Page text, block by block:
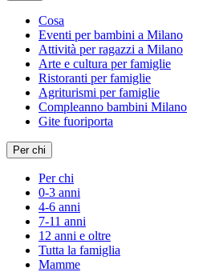
Cosa
Eventi per bambini a Milano
Attività per ragazzi a Milano
Arte e cultura per famiglie
Ristoranti per famiglie
Agriturismi per famiglie
Compleanno bambini Milano
Gite fuoriporta
Per chi
Per chi
0-3 anni
4-6 anni
7-11 anni
12 anni e oltre
Tutta la famiglia
Mamme